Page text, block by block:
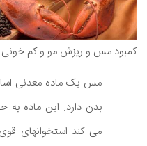
کمبود مس و ریزش مو و کم خونی
مس یک ماده معدنی
بدن دارد. این ماده
می کند استخوانهای